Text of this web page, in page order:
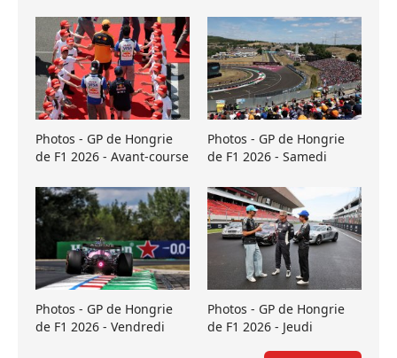
Photos - GP de Hongrie
de F1 2026 - Avant-course
Photos - GP de Hongrie
de F1 2026 - Samedi
Photos - GP de Hongrie
de F1 2026 - Vendredi
Photos - GP de Hongrie
de F1 2026 - Jeudi